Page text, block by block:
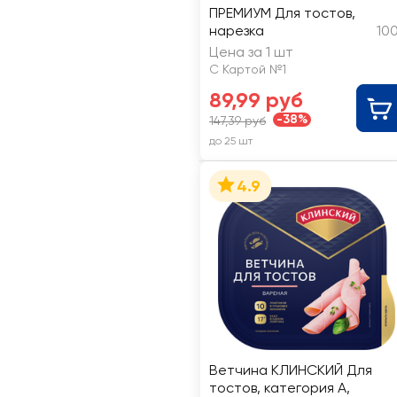
ПРЕМИУМ Для тостов,
нарезка
Цена за 1 шт
С Картой №1
89,99 руб
147,39 руб -38%
до 25 шт
4.9
Ветчина КЛИНСКИЙ Для
тостов, категория А,